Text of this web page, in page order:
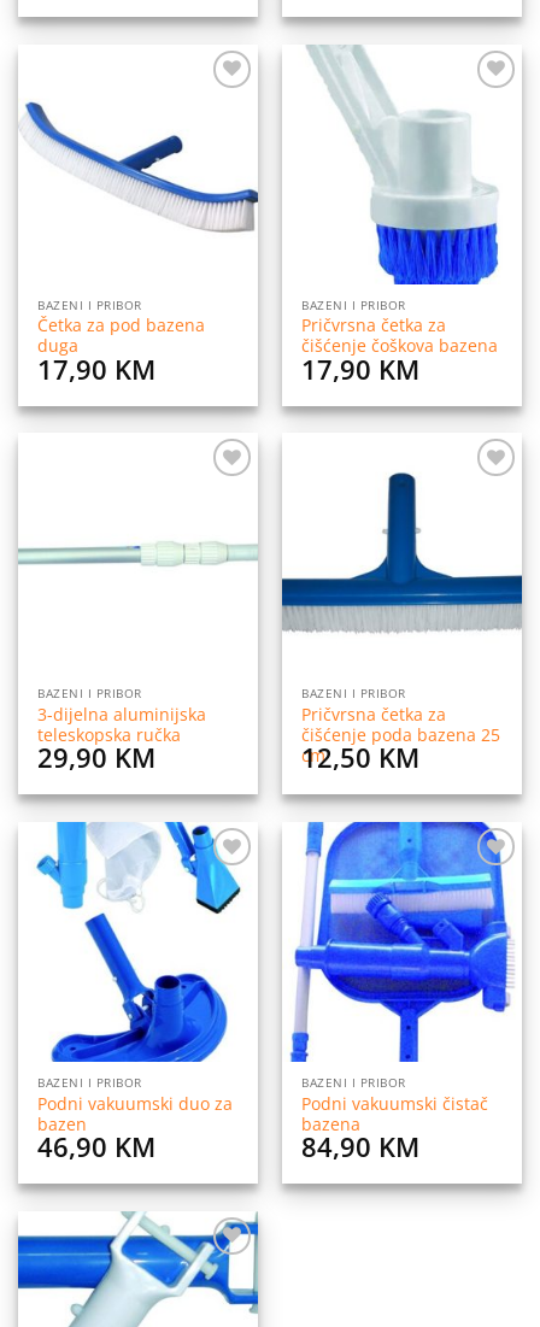
BAZENI I PRIBOR
Četka za pod bazena
duga
17,90 KM
BAZENI I PRIBOR
Pričvrsna četka za
čišćenje čoškova bazena
17,90 KM
želja
BAZENI I PRIBOR
3-dijelna aluminijska
teleskopska ručka
29,90 KM
BAZENI I PRIBOR
Pričvrsna četka za
čišćenje poda bazena 25
cm
12,50KM
Dodaj
na
listu
BAZENI I PRIBOR
Podni vakuumski duo za
bazen
46,90 KM
Dodaj
na
listu
želja
BAZENI I PRIBOR
Podni vakuumski čistač
bazena
84,90 KM
Dodaj
na
listu